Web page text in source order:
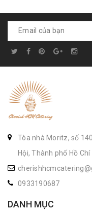
Tòa nhà Moritz, số
Hội, Thành phố Hồ
0933190687
DANH MỤC